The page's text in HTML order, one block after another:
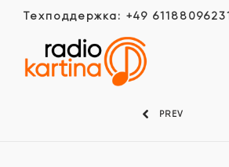
Техподдержка: +49
PREV